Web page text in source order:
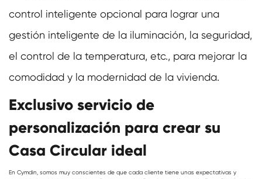
control inteligente opcional para lograr una
gestión inteligente de la iluminación, la seguridad,
el control de la temperatura, etc., para mejorar la
comodidad y la modernidad de la vivienda.
Exclusivo servicio de
personalización para crear su
Casa Circular ideal
En Cymdin, somos muy conscientes de que cada cliente tiene unas expectativas y